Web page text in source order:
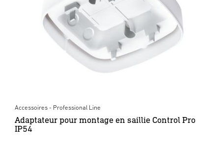
Accessoires - Professional Line
Adaptateur pour montage en saillie Control Pro
IP54